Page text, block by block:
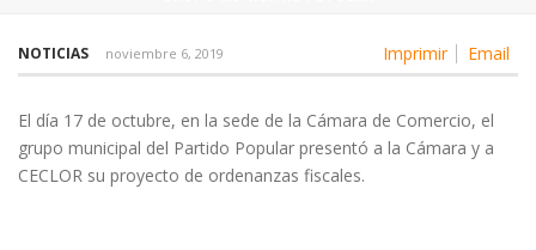
Imprimir Email
NOTICIAS noviembre 6, 2019
El día 17 de octubre, en la sede de la Cámara de Comercio, el
grupo municipal del Partido Popular presentó a la Cámara y a
CECLOR su proyecto de ordenanzas fiscales.